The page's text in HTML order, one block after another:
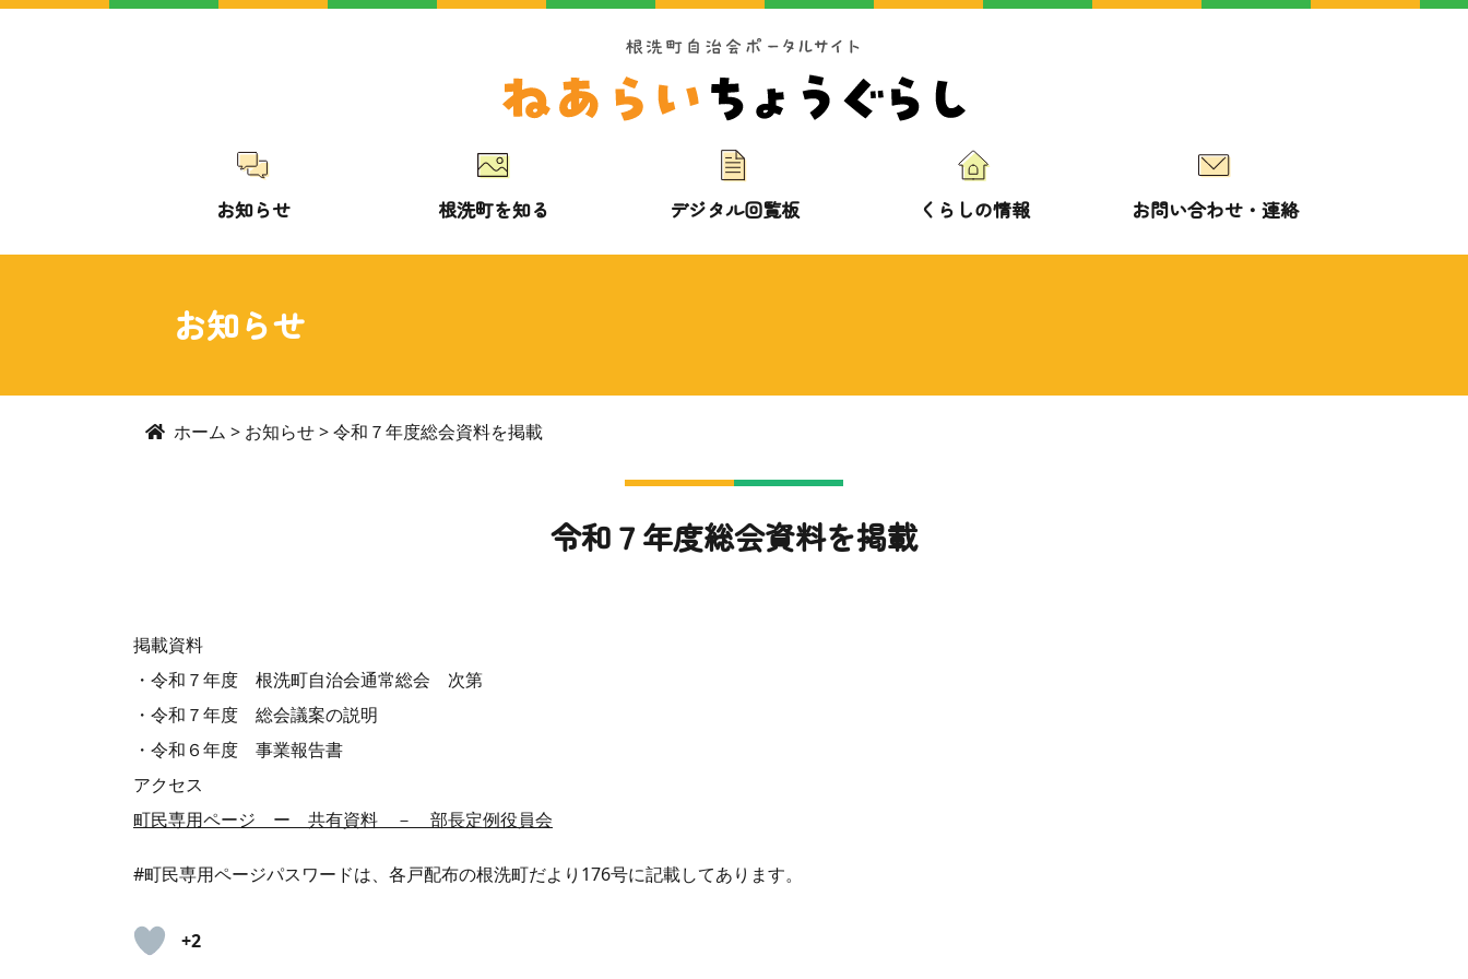
お知らせ 根洗町を知る デジタル回覧板 くらしの情報 お問い合わせ・連絡
お知らせ
ホーム > お知らせ>令和７年度総会資料を掲載
令和７年度総会資料を掲載
掲載資料
・令和７年度 根洗町自治会通常総会 次第
・令和７年度 総会議案の説明
・令和６年度 事業報告書
アクセス
町民専用ページ ー 共有資料 － 部長定例役員会
#町民専用ページパスワードは、各戸配布の根洗町だより176号に記載してあります。
+2